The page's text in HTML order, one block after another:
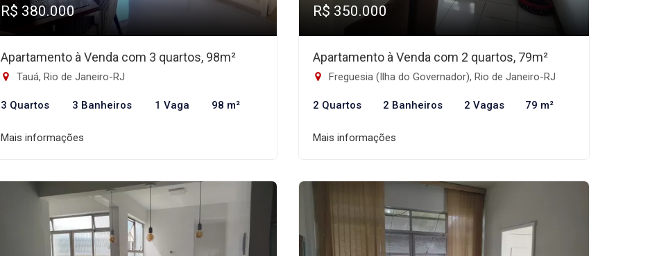
R$ 380.000
Apartamento à Venda com 3 quartos, 98m²
Tauá, Rio de Janeiro-RJ
3 Quartos 3 Banheiros 1 Vaga 98 m²
Mais informações
R$ 350.000
Apartamento à Venda com 2 quartos, 79m²
Freguesia (Ilha do Governador), Rio de Janeiro-RJ
2 Quartos 2 Banheiros 2 Vagas 79 m²
Mais informações